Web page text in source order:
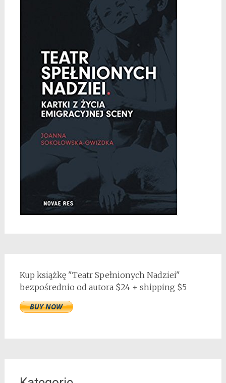
Kup książkę "Teatr Spełnionych Nadziei"
bezpośrednio od autora $24 + shipping $5